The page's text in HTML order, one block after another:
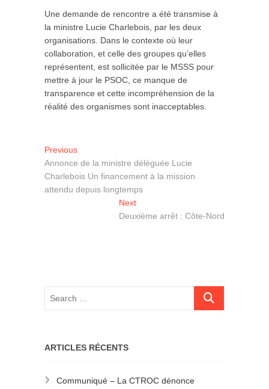
Une demande de rencontre a été transmise à
la ministre Lucie Charlebois, par les deux
organisations. Dans le contexte où leur
collaboration, et celle des groupes qu’elles
représentent, est sollicitée par le MSSS pour
mettre à jour le PSOC, ce manque de
transparence et cette incompréhension de la
réalité des organismes sont inacceptables.
Navigation
de
l'article
PreviousPrevious
post:
Annonce de la ministre déléguée Lucie
Charlebois Un financement à la mission
attendu depuis longtemps
NextNext
post:
Deuxième arrêt : Côte-Nord
ARTICLES RÉCENTS
Communiqué – La CTROC dénonce